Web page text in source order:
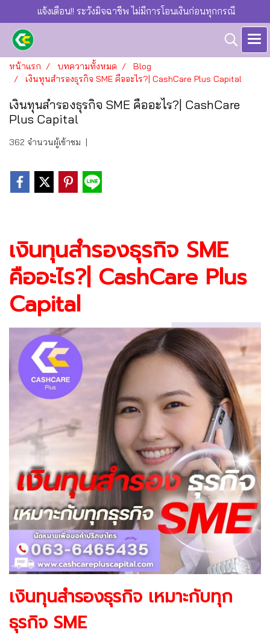
แจ้งเตือน!! ระวังมิจฉาชีพ ไม่มีการโอนเงินก่อนทุกกรณี
หน้าแรก บทความทั้งหมด
Blog
เงินทุนสำรองธุรกิจ SME คืออะไร?| CashCare Plus Capital
เงินทุนสำรองธุรกิจ SME คืออะไร?| CashCare
Plus Capital
362 จำนวนผู้เข้าชม |
เงินทุนสำรองธุรกิจ SME
คืออะไร?| CashCare Plus
Capital
เงินทุนสำรองธุรกิจ เหมาะกับทุก
ธุรกิจ SME